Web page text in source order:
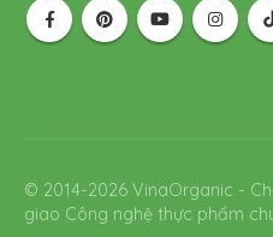
© 2014-2026 VinaOrganic -
giao Công nghệ thực phẩm